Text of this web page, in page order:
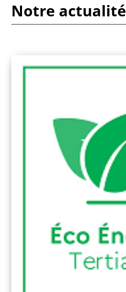
Notre actualité